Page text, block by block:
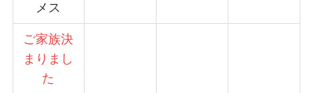
メス
ご家族決
まりまし
た